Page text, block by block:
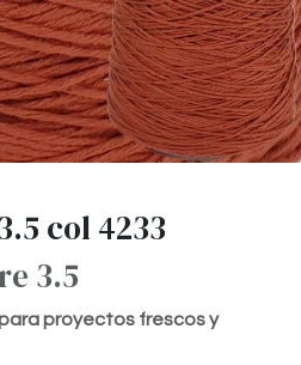
col 4233
3.5
proyectos frescos y